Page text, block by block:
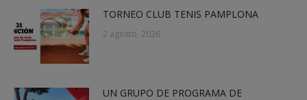
TORNEO CLUB TENIS PAMPLONA
2 agosto, 2026
UN GRUPO DE PROGRAMA DE